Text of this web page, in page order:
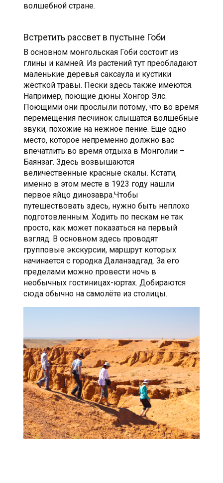
волшебной стране.
Встретить рассвет в пустыне Гоби
В основном монгольская Гоби состоит из
глины и камней. Из растений тут преобладают
маленькие деревья саксаула и кустики
жёсткой травы. Пески здесь также имеются.
Например, поющие дюны Хонгор Элс.
Поющими они прослыли потому, что во время
перемещения песчинок слышатся волшебные
звуки, похожие на нежное пение. Ещё одно
место, которое непременно должно вас
впечатлить во время отдыха в Монголии –
Баянзаг. Здесь возвышаются
величественные красные скалы. Кстати,
именно в этом месте в 1923 году нашли
первое яйцо динозавра.Чтобы
путешествовать здесь, нужно быть неплохо
подготовленным. Ходить по пескам не так
просто, как может показаться на первый
взгляд. В основном здесь проводят
групповые экскурсии, маршрут которых
начинается с городка Даланзадгад. За его
пределами можно провести ночь в
необычных гостиницах-юртах. Добираются
сюда обычно на самолёте из столицы.